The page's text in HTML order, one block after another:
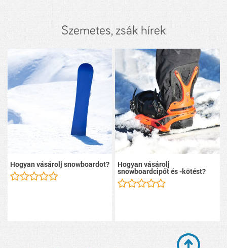
Szemetes, zsák hírek
Hogyan vásárolj snowboardot? Hogyan vásárolj
snowboardcipőt és -kötést?